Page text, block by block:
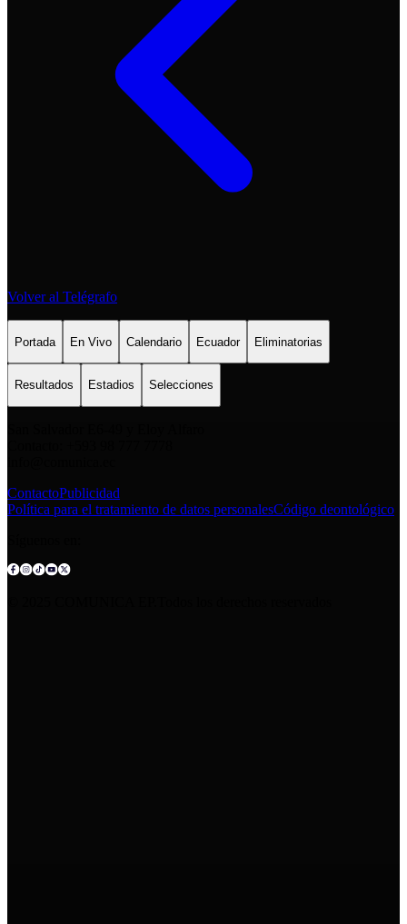
Volver al Telégrafo
Portada En Vivo Calendario Ecuador Eliminatorias
Resultados Estadios Selecciones
ContactoPublicidad
Política para el tratamiento de datos personalesCódigo deontológico